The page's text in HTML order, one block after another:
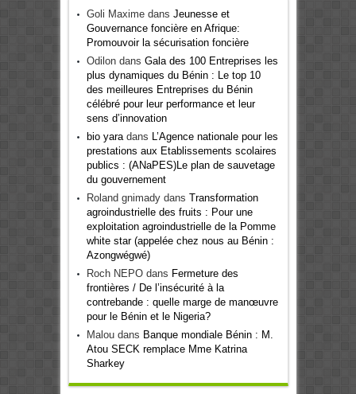
Goli Maximedans Jeunesse et
Gouvernance foncière en Afrique:
Promouvoir la sécurisation foncière
Odilondans Gala des 100 Entreprises les
plus dynamiques du Bénin : Le top 10
des meilleures Entreprises du Bénin
célébré pour leur performance et leur
sens d’innovation
bio yaradans L’Agence nationale pour les
prestations aux Etablissements scolaires
publics : (ANaPES)Le plan de sauvetage
du gouvernement
Roland gnimadydans Transformation
agroindustrielle des fruits : Pour une
exploitation agroindustrielle de la Pomme
white star (appelée chez nous au Bénin :
Azongwégwé)
Roch NEPOdans Fermeture des
frontières / De l’insécurité à la
contrebande : quelle marge de manœuvre
pour le Bénin et le Nigeria?
Maloudans Banque mondiale Bénin : M.
Atou SECK remplace Mme Katrina
Sharkey